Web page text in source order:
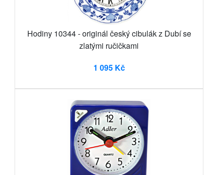
Hodiny 10344 - originál český cibulák z Dubí se
zlatými ručičkami
1 095 Kč